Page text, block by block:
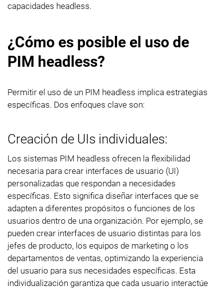
capacidades headless.
¿Cómo es posible el uso de
PIM headless?
Permitir el uso de un PIM headless implica estrategias
específicas. Dos enfoques clave son:
Creación de UIs individuales:
Los sistemas PIM headless ofrecen la flexibilidad
necesaria para crear interfaces de usuario (UI)
personalizadas que respondan a necesidades
específicas. Esto significa diseñar interfaces que se
adapten a diferentes propósitos o funciones de los
usuarios dentro de una organización. Por ejemplo, se
pueden crear interfaces de usuario distintas para los
jefes de producto, los equipos de marketing o los
departamentos de ventas, optimizando la experiencia
del usuario para sus necesidades específicas. Esta
individualización garantiza que cada usuario interactúe